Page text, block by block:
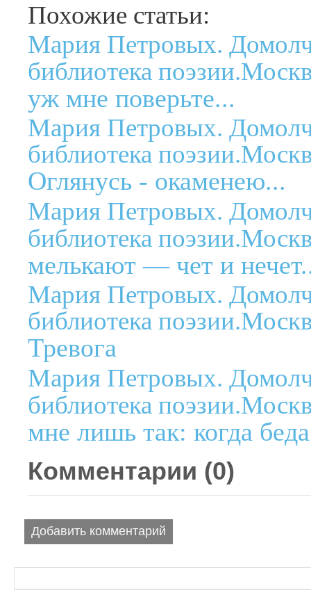
Похожие статьи:
Мария Петровых.
библиотека
уж мне поверьте...
Мария Петровых.
библиотека
Оглянусь - окаменею...
Мария Петровых.
библиотека
мелькают — чет и
Мария Петровых.
библиотека
Тревога
Мария Петровых.
библиотека
мне лишь так: когда
Комментарии (0)
Добавить комментарий